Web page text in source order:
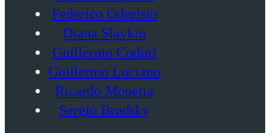
Federico Odorisio
Diana Slavkin
Guillermo Coduri
Guillermo Luciano
Ricardo Monetta
Sergio Brodsky